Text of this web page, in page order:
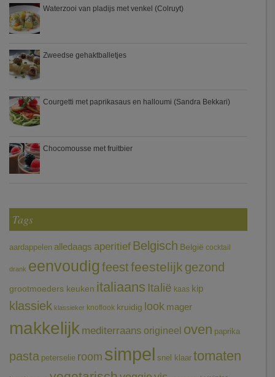
Waterzooi van pladijs met venkel (Colruyt)
Zweedse gehaktballetjes
Courgetti met paprikasaus en halloumi (Sandra Bekkari)
Chocomousse met fruitbier
Tags
aardappelen alledaags aperitief Belgisch België cocktail
drank eenvoudigfeestfeestelijk gezond
grootmoeders keuken italiaans Italië kaas kip
klassiek klassieker knoflook kruidig look mager
makkelijk mediterraans origineel oven paprika
pasta peterselie room simpel snel klaar tomaten